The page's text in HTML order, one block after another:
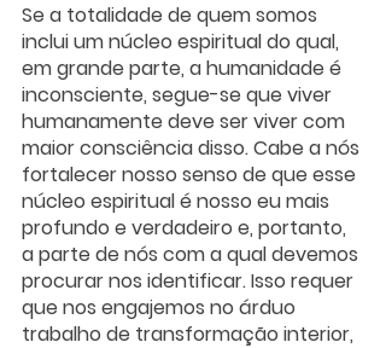
Se a totalidade de quem somos
inclui um núcleo espiritual do qual,
em grande parte, a humanidade é
inconsciente, segue-se que viver
humanamente deve ser viver com
maior consciência disso. Cabe a nós
fortalecer nosso senso de que esse
núcleo espiritual é nosso eu mais
profundo e verdadeiro e, portanto,
a parte de nós com a qual devemos
procurar nos identificar. Isso requer
que nos engajemos no árduo
trabalho de transformação interior,